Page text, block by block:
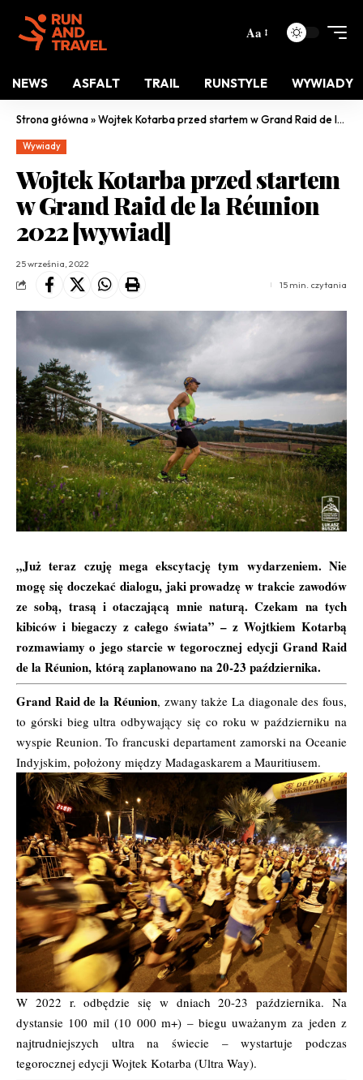
Aa
NEWS ASFALT TRAIL RUNSTYLE WYWIADY
Strona główna»Wojtek Kotarba przed startem w Grand Raid de la Réunion 2022 [wywiad]
Wywiady
Wojtek Kotarba przed startem
w Grand Raid de la Réunion
2022 [wywiad]
25 września, 2022
15 min. czytania
„Już teraz czuję mega ekscytację tym wydarzeniem. Nie
mogę się doczekać dialogu, jaki prowadzę w trakcie zawodów
ze sobą, trasą i otaczającą mnie naturą. Czekam na tych
kibiców i biegaczy z całego świata” – z Wojtkiem Kotarbą
rozmawiamy o jego starcie w tegorocznej edycji Grand Raid
de la Réunion, którą zaplanowano na 20-23 października.
Grand Raid de la Réunion, zwany także La diagonale des fous,
to górski bieg ultra odbywający się co roku w październiku na
wyspie Reunion. To francuski departament zamorski na Oceanie
Indyjskim, położony między Madagaskarem a Mauritiusem.
W 2022 r. odbędzie się w dniach 20-23 października. Na
dystansie 100 mil (10 000 m+) – biegu uważanym za jeden z
najtrudniejszych ultra na świecie – wystartuje podczas
tegorocznej edycji Wojtek Kotarba (Ultra Way).